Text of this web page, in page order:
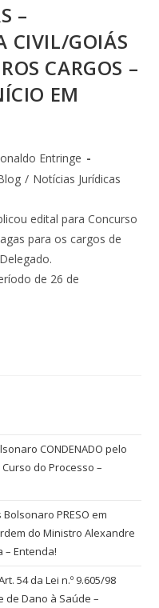
–
CIVIL/GOIÁS
CARGOS –
EM
Entringe
/ Notícias Jurídicas
edital para Concurso
para os cargos de
de 26 de
CONDENADO pelo
do Processo –
Bolsonaro PRESO em
do Ministro Alexandre
– Entenda!
54 da Lei n.º 9.605/98
de Dano à Saúde –